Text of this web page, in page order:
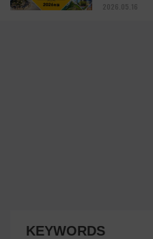
2026.05.16
KEYWORDS